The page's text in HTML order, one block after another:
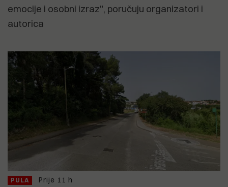
emocije i osobni izraz", poručuju organizatori i
autorica
PULA Prije 11 h